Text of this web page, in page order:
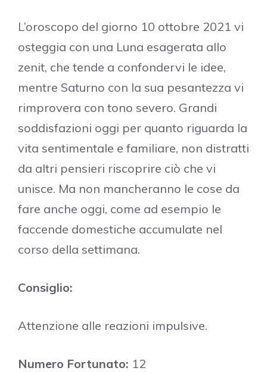
L’oroscopo del giorno 10 ottobre 2021 vi
osteggia con una Luna esagerata allo
zenit, che tende a confondervi le idee,
mentre Saturno con la sua pesantezza vi
rimprovera con tono severo. Grandi
soddisfazioni oggi per quanto riguarda la
vita sentimentale e familiare, non distratti
da altri pensieri riscoprire ciò che vi
unisce. Ma non mancheranno le cose da
fare anche oggi, come ad esempio le
faccende domestiche accumulate nel
corso della settimana.
Consiglio:
Attenzione alle reazioni impulsive.
Numero Fortunato: 12